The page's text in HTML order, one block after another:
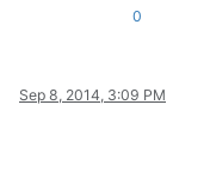
0
Sep 8, 2014, 3:09 PM